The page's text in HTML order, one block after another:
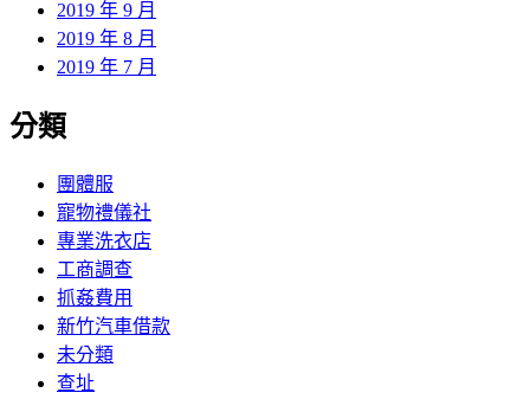
2019 年 9 月
2019 年 8 月
2019 年 7 月
分類
團體服
寵物禮儀社
專業洗衣店
工商調查
抓姦費用
新竹汽車借款
未分類
查址